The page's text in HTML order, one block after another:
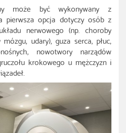
może być wykonywany z
pierwsza opcja dotyczy osób z
nerwowego (np. choroby
udary), guza serca, płuc,
nowotwory narządów
krokowego u mężczyzn i